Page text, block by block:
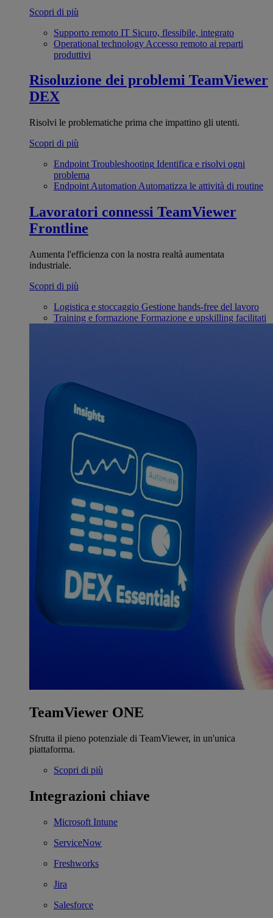
Scopri di più
Supporto remoto IT Sicuro, flessibile, integrato
Operational technology Accesso remoto ai reparti
produttivi
Risoluzione dei problemi TeamViewer
DEX
Risolvi le problematiche prima che impattino gli utenti.
Scopri di più
Endpoint Troubleshooting Identifica e risolvi ogni
problema
Endpoint Automation Automatizza le attività di routine
Lavoratori connessi TeamViewer
Frontline
Aumenta l'efficienza con la nostra realtà aumentata
industriale.
Scopri di più
Logistica e stoccaggio Gestione hands-free del lavoro
Training e formazione Formazione e upskilling facilitati
TeamViewer ONE
Sfrutta il pieno potenziale di TeamViewer, in un'unica
piattaforma.
Scopri di più
Integrazioni chiave
Microsoft Intune
ServiceNow
Freshworks
Jira
Salesforce